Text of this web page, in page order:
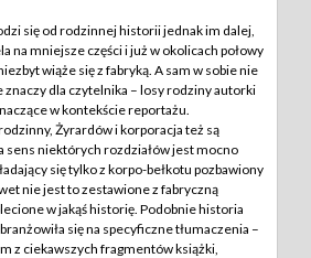
się od rodzinnej historii jednak im dalej,
na mniejsze części i już w okolicach połowy
wiąże się z fabryką. A sam w sobie nie
znaczy dla czytelnika – losy rodziny autorki
w kontekście reportażu.
Żyrardów i korporacja też są
sens niektórych rozdziałów jest mocno
się tylko z korpo-bełkotu pozbawiony
nie jest to zestawione z fabryczną
w jakąś historię. Podobnie historia
się na specyficzne tłumaczenia –
z ciekawszych fragmentów książki,